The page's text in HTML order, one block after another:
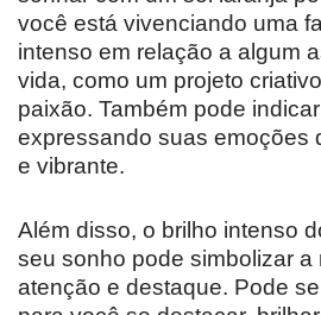
você está vivenciando uma
intenso em relação a algum
vida, como um projeto
paixão. Também pode
expressando suas emoções
e vibrante.
Além disso, o brilho intenso
seu sonho pode simbolizar a
atenção e destaque. Pode